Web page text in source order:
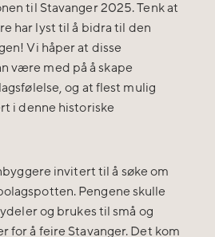
til Stavanger 2025. Tenk at
har lyst til å bidra til den
Vi håper at disse
være med på å skape
og at flest mulig
i denne historiske
invitert til å søke om
Pengene skulle
og brukes til små og
for å feire Stavanger. Det kom